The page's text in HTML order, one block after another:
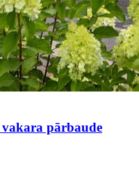
pārbaude